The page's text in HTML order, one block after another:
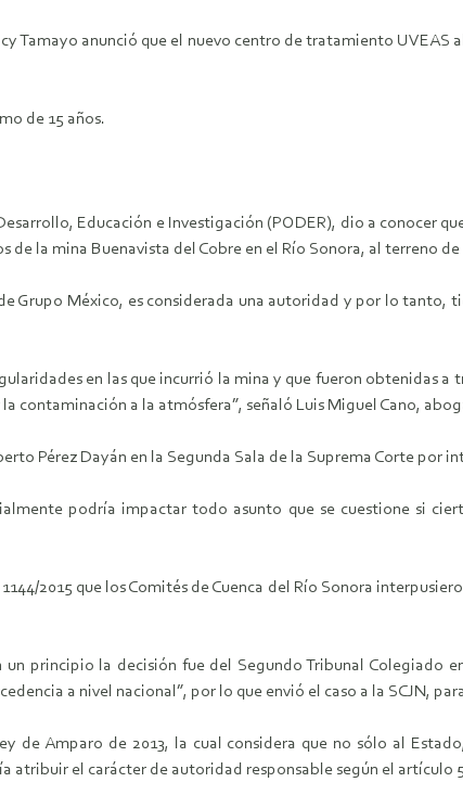
Tamayo anunció que el nuevo centro de tratamiento UVEAS
de 15 años.
Educación e Investigación (PODER), dio a conocer
de la mina Buenavista del Cobre en el Río Sonora, al terreno
Grupo México, es considerada una autoridad y por lo
en las que incurrió la mina y que fueron obtenidas
contaminación a la atmósfera”, señaló Luis Miguel Cano,
Pérez Dayán en la Segunda Sala de la Suprema Corte por
podría impactar todo asunto que se cuestione si
2015 que los Comités de Cuenca del Río Sonora
principio la decisión fue del Segundo Tribunal Colegiado
a nivel nacional”, por lo que envió el caso a la SCJN,
de Amparo de 2013, la cual considera que no sólo al
atribuir el carácter de autoridad responsable según el artículo